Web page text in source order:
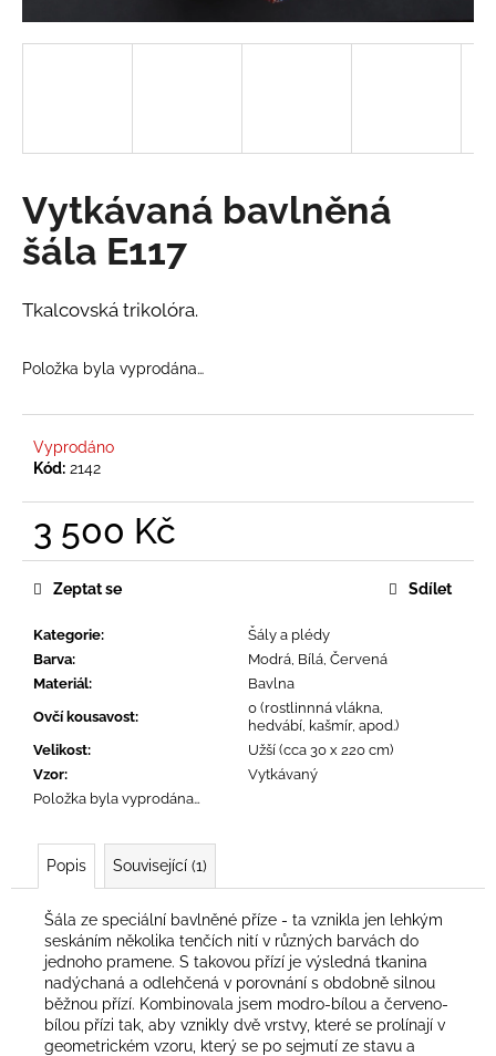
Vytkávaná bavlněná
šála E117
Tkalcovská trikolóra.
Položka byla vyprodána…
Vyprodáno
Kód: 2142
3 500 Kč
Měrná
cena:
Kategorie:
Šály a plédy
Barva:
Modrá, Bílá, Červená
Materiál:
Bavlna
Ovčí kousavost:
0 (rostlinnná vlákna,
hedvábí, kašmír, apod.)
Velikost:
Užší (cca 30 x 220 cm)
Vzor:
Vytkávaný
Položka byla vyprodána…
Zeptat se Sdílet
Popis Související (1)
Šála ze speciální bavlněné příze - ta vznikla jen lehkým
seskáním několika tenčích nití v různých barvách do
jednoho pramene. S takovou přízí je výsledná tkanina
nadýchaná a odlehčená v porovnání s obdobně silnou
běžnou přízí. Kombinovala jsem modro-bílou a červeno-
bílou přízi tak, aby vznikly dvě vrstvy, které se prolínají v
geometrickém vzoru, který se po sejmutí ze stavu a
a
HLEDAT
o
u
č
u
m